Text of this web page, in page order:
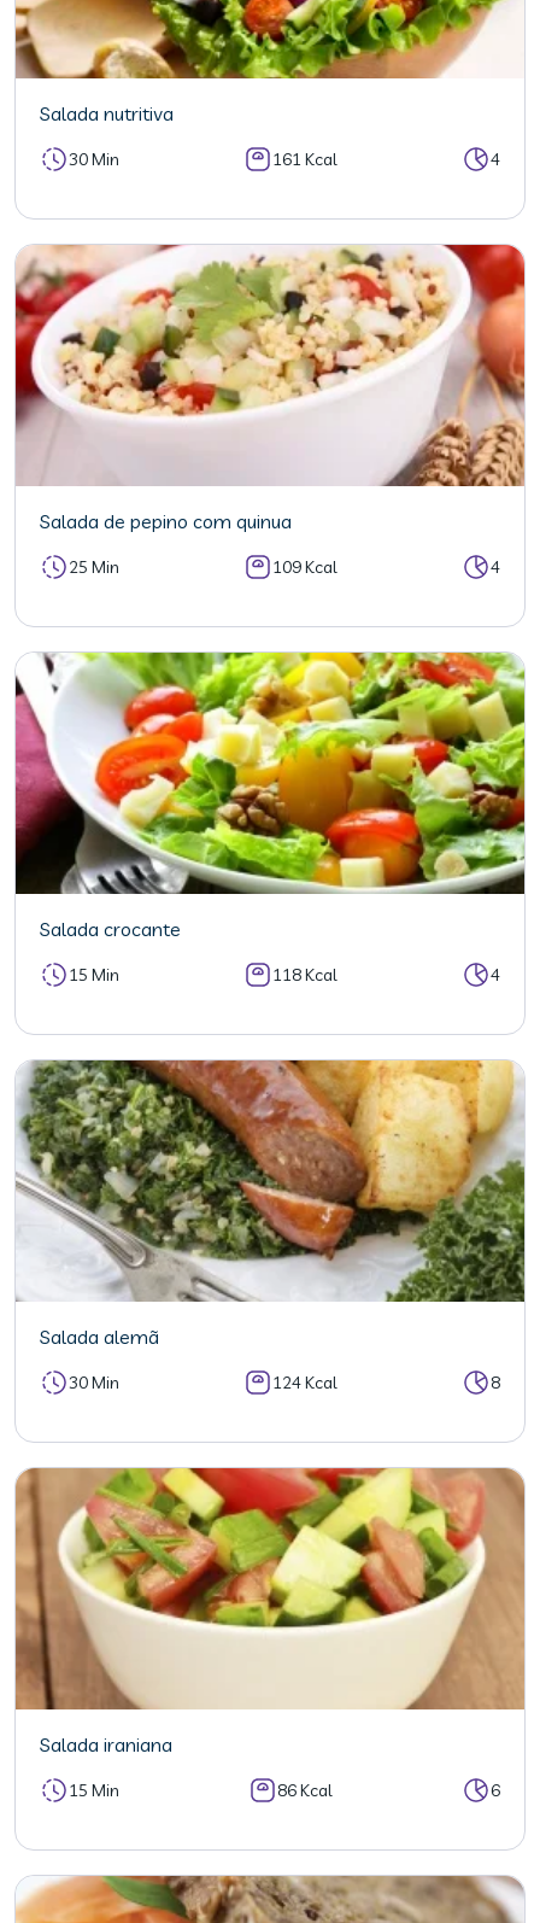
Salada nutritiva
30 Min 161 Kcal 4
Salada de pepino com quinua
25 Min 109 Kcal 4
Salada crocante
15 Min 118 Kcal 4
Salada alemã
30 Min 124 Kcal 8
Salada iraniana
15 Min 86 Kcal 6